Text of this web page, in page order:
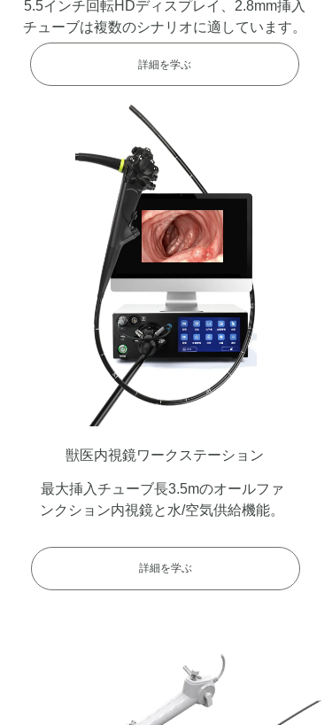
5.5インチ回転HDディスプレイ、2.8mm挿入
チューブは複数のシナリオに適しています。
詳細を学ぶ
獣医内視鏡ワークステーション
最大挿入チューブ長3.5mのオールファ
ンクション内視鏡と水/空気供給機能。
詳細を学ぶ